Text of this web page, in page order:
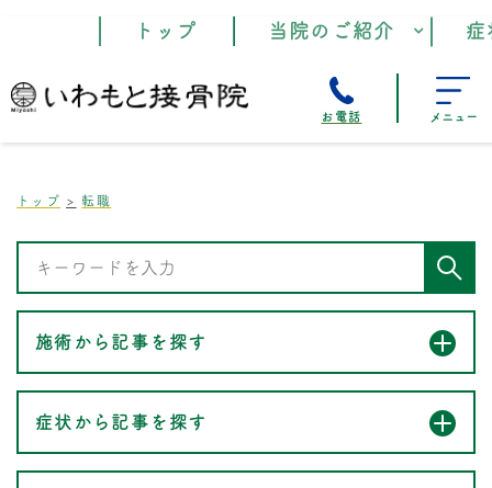
トップ 当院のご紹介
お電話 メニュー
トップ 転職
施術から記事を探す
症状から記事を探す